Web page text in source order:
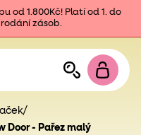
od 1.800Kč! Platí od 1. do
zásob.
/
Door - Pařez malý